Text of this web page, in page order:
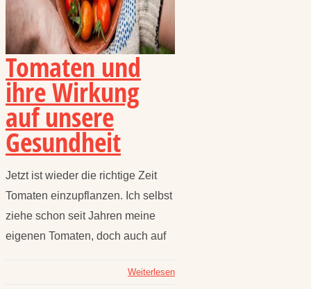
Tomaten und
ihre Wirkung
auf unsere
Gesundheit
Jetzt ist wieder die richtige Zeit
Tomaten einzupflanzen. Ich selbst
ziehe schon seit Jahren meine
eigenen Tomaten, doch auch auf
Weiterlesen